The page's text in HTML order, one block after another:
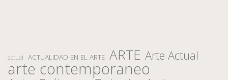
actual ACTUALIDAD EN EL ARTE ARTE Arte Actual
arte contemporaneo